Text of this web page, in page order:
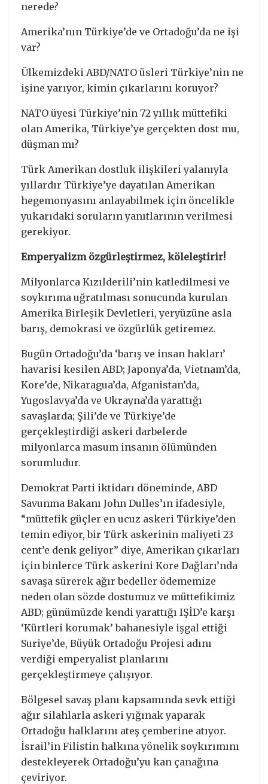
nerede?
Amerika’nın Türkiye’de ve Ortadoğu’da ne işi
var?
Ülkemizdeki ABD/NATO üsleri Türkiye’nin ne
işine yarıyor, kimin çıkarlarını koruyor?
NATO üyesi Türkiye’nin 72 yıllık müttefiki
olan Amerika, Türkiye’ye gerçekten dost mu,
düşman mı?
Türk Amerikan dostluk ilişkileri yalanıyla
yıllardır Türkiye’ye dayatılan Amerikan
hegemonyasını anlayabilmek için öncelikle
yukarıdaki soruların yanıtlarının verilmesi
gerekiyor.
Emperyalizm özgürleştirmez, köleleştirir!
Milyonlarca Kızılderili’nin katledilmesi ve
soykırıma uğratılması sonucunda kurulan
Amerika Birleşik Devletleri, yeryüzüne asla
barış, demokrasi ve özgürlük getiremez.
Bugün Ortadoğu’da ‘barış ve insan hakları’
havarisi kesilen ABD; Japonya’da, Vietnam’da,
Kore’de, Nikaragua’da, Afganistan’da,
Yugoslavya’da ve Ukrayna’da yarattığı
savaşlarda; Şili’de ve Türkiye’de
gerçekleştirdiği askeri darbelerde
milyonlarca masum insanın ölümünden
sorumludur.
Demokrat Parti iktidarı döneminde, ABD
Savunma Bakanı John Dulles’ın ifadesiyle,
“müttefik güçler en ucuz askeri Türkiye’den
temin ediyor, bir Türk askerinin maliyeti 23
cent’e denk geliyor” diye, Amerikan çıkarları
için binlerce Türk askerini Kore Dağları’nda
savaşa sürerek ağır bedeller ödememize
neden olan sözde dostumuz ve müttefikimiz
ABD; günümüzde kendi yarattığı IŞİD’e karşı
‘Kürtleri korumak’ bahanesiyle işgal ettiği
Suriye’de, Büyük Ortadoğu Projesi adını
verdiği emperyalist planlarını
gerçekleştirmeye çalışıyor.
Bölgesel savaş planı kapsamında sevk ettiği
ağır silahlarla askeri yığınak yaparak
Ortadoğu halklarını ateş çemberine atıyor.
İsrail’in Filistin halkına yönelik soykırımını
destekleyerek Ortadoğu’yu kan çanağına
çeviriyor.